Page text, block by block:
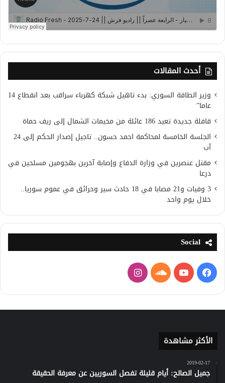
أحدث المقالات
وزير الطاقة السوري: بدء تاهيل شبكة كهرباء سراقب بعد انقطاع 14
عاما”
قافلة جديدة تعيد 186 عائلة من مخيمات الشمال إلى ريف حماة
الجلسة الخامسة لمحاكمة احمد حسون.. تاجيل إصدار الحكم إلى 24
آب
مقتل عنصرين في وزارة الدفاع وإصابة آخرين بهجومين مسلحين في
درعا
3 وفيات و21 مصابا في 18 حادث سير وحرائق في عموم سوريا..
خلال يوم واحد
Social
فيسبوكيوتيوبساوند
كلاود
انستقرام
الأكثر مشاهدة
2019-02-17
جميل الصالح: أيام قليلة تفصل السوريين عن معرفة الحقيقة